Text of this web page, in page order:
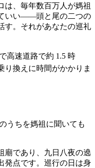
は、毎年数百万人が媽祖
いい——頭と尾の二つの
す。それがあなたの巡礼
高速道路で約 1.5 時
り換えに時間がかかりま
うちを媽祖に聞いても
廟であり、九日八夜の遶
発点です。巡行の日は身